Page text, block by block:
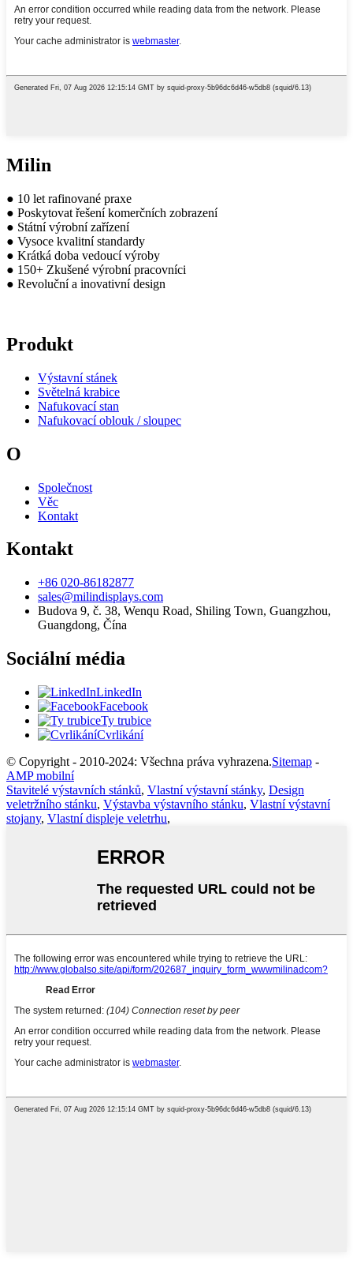
Milin
● 10 let rafinované praxe
● Poskytovat řešení komerčních zobrazení
● Státní výrobní zařízení
● Vysoce kvalitní standardy
● Krátká doba vedoucí výroby
● 150+ Zkušené výrobní pracovníci
● Revoluční a inovativní design
Produkt
Výstavní stánek
Světelná krabice
Nafukovací stan
Nafukovací oblouk / sloupec
O
Společnost
Věc
Kontakt
Kontakt
+86 020-86182877
sales@milindisplays.com
Budova 9, č. 38, Wenqu Road, Shiling Town, Guangzhou,
Guangdong, Čína
Sociální média
LinkedIn
Facebook
Ty trubice
Cvrlikání
© Copyright - 2010-2024: Všechna práva vyhrazena.Sitemap -
AMP mobilní
Stavitelé výstavních stánků, Vlastní výstavní stánky, Design
veletržního stánku, Výstavba výstavního stánku, Vlastní výstavní
stojany, Vlastní displeje veletrhu,